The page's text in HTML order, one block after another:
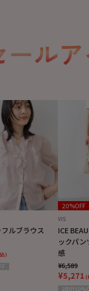
ルブラウス
)
20%OFF
VIS
ICE
ックパ
感
¥6,589
¥5,271 (